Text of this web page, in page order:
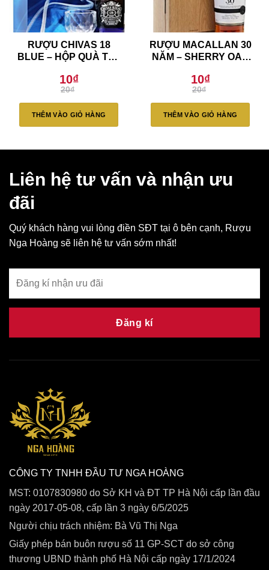
RƯỢU CHIVAS 18
BLUE – HỘP QUÀ TẾT
20₫
là:
10₫
tại
THÊM VÀO GIỎ HÀNG
RƯỢU MACALLAN 30
NĂM – SHERRY OAK
20₫
là:
10₫
tại
THÊM VÀO GIỎ HÀNG
Liên hệ tư vấn và nhận ưu
đãi
Quý khách hàng vui lòng điền SĐT tại ô bên cạnh, Rượu
Nga Hoàng sẽ liên hệ tư vấn sớm nhất!
Đăng kí
CÔNG TY TNHH ĐẦU TƯ NGA HOÀNG
MST: 0107830980 do Sở KH và ĐT TP Hà Nội cấp lần đầu
ngày 2017-05-08, cấp lần 3 ngày 6/5/2025
Người chịu trách nhiệm: Bà Vũ Thị Nga
Giấy phép bán buôn rượu số 11 GP-SCT do sở công
thương UBND thành phố Hà Nội cấp ngày 17/1/2024